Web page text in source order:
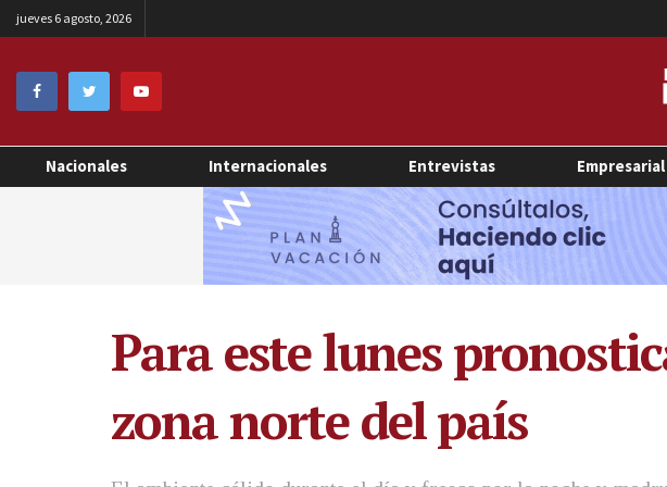
jueves 6 agosto, 2026
Nacionales Internacionales Entrevistas Empresarial
Para este lunes
zona norte del país